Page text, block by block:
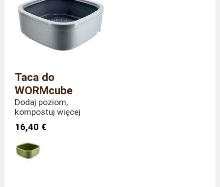
Taca do
WORMcube
Dodaj poziom,
kompostuj więcej
16,40 €